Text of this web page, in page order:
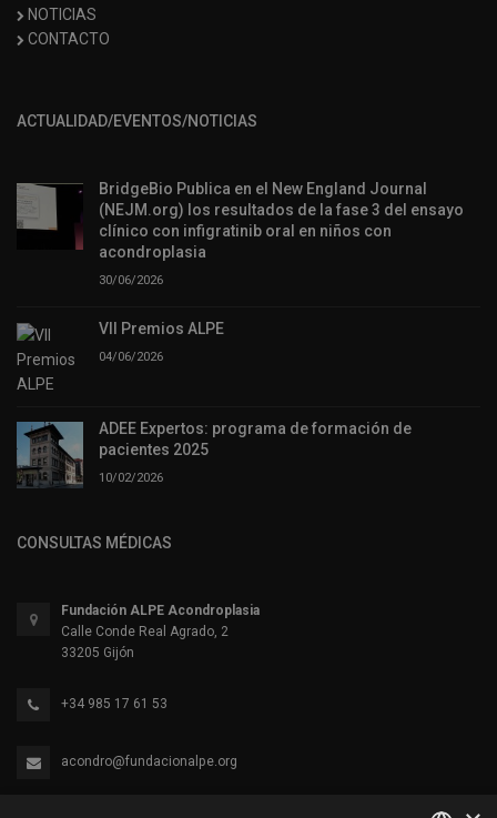
NOTICIAS
CONTACTO
ACTUALIDAD/EVENTOS/NOTICIAS
BridgeBio Publica en el New England Journal
(NEJM.org) los resultados de la fase 3 del ensayo
clínico con infigratinib oral en niños con
acondroplasia
30/06/2026
VII Premios ALPE
04/06/2026
ADEE Expertos: programa de formación de
pacientes 2025
10/02/2026
CONSULTAS MÉDICAS
Fundación ALPE Acondroplasia
Calle Conde Real Agrado, 2
33205 Gijón
+34 985 17 61 53
acondro@fundacionalpe.org